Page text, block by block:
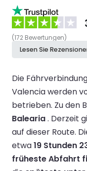
(172 Bewertungen)
Lesen Sie
Die
Valencia werden
betrieben. Zu den
Balearia. Derzeit
auf dieser Route.
etwa19 Stunden
früheste Abfahrt